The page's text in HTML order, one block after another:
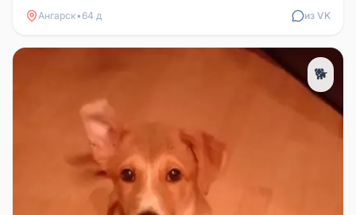
Ангарск•64 д из VK
🐕